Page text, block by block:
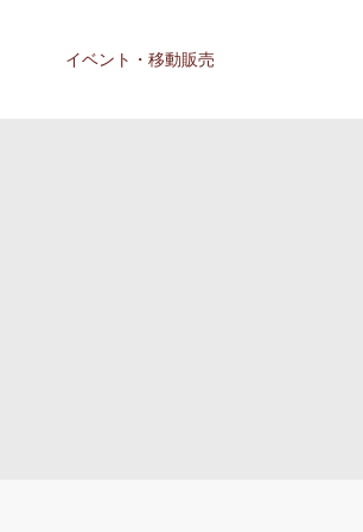
イベント・移動販売